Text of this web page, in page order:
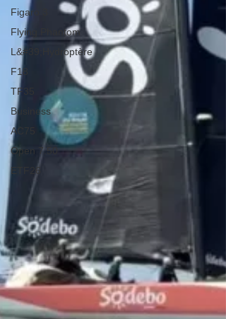
Figaro 3
Flying Phantom
L&#39;Hydroptère
F18
TF35
Business
AC75
Open 7.50
ETF26